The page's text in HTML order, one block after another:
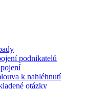
podnikatelů
k nahléhnutí
otázky